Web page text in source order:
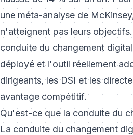
une méta-analyse de
n'atteignent pas leurs
conduite du changement
déployé et l'outil réellement
dirigeants, les DSI et les
avantage compétitif.
Qu'est-ce que la conduite du
La conduite du changement